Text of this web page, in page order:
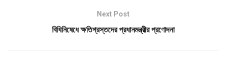
Next Post
বিধিনিষেধে ক্ষতিগ্রস্তদের প্রধানমন্ত্রীর প্রণোদনা